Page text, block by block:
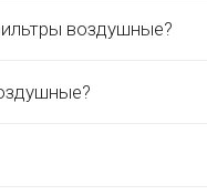
воздушные?